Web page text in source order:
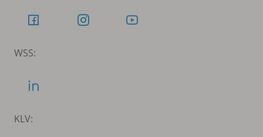
WSS:
KLV: